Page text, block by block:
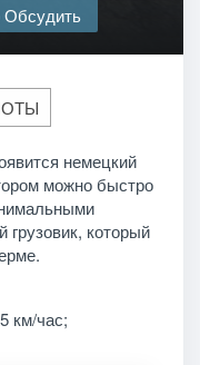
Обсудить
немецкий
можно быстро
который
км/час;